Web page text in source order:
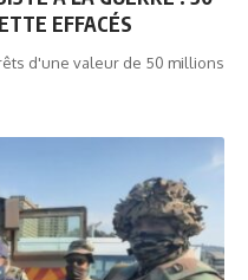
EFFACÉS
d'une valeur de 50 millions